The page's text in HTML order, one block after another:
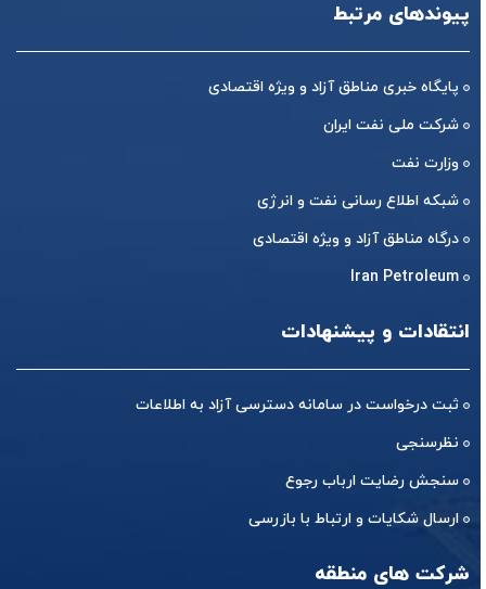
پیوندهای مرتبط
پایگاه خبری مناطق آزاد و ویژه اقتصادی
شرکت ملی نفت ایران
وزارت نفت
شبکه اطلاع رسانی نفت و انرژی
درگاه مناطق آزاد و ویژه اقتصادی
Iran Petroleum
انتقادات و پیشنهادات
ثبت درخواست در سامانه دسترسی آزاد به اطلاعات
نظرسنجی
سنجش رضایت ارباب رجوع
ارسال شکایات و ارتباط با بازرسی
شرکت های منطقه